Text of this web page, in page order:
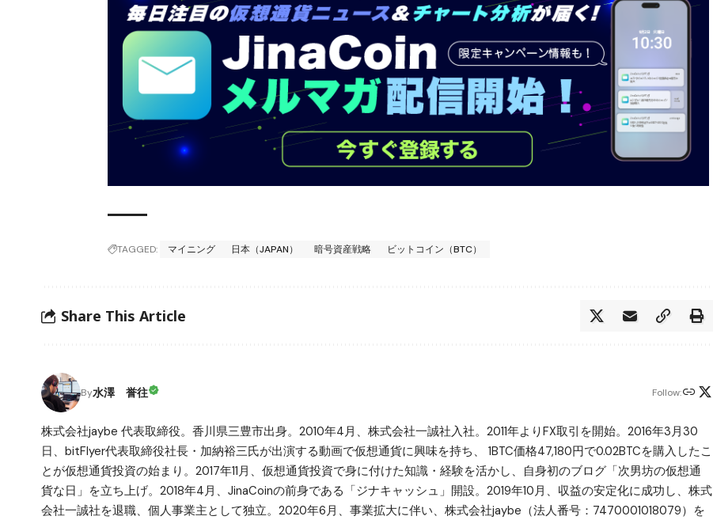
TAGGED: マイニング 日本（JAPAN） 暗号資産戦略 ビットコイン（BTC）
Share This Article
By水澤 誉往 Follow:
株式会社jaybe 代表取締役。香川県三豊市出身。2010年4月、株式会社一誠社入社。2011年よりFX取引を開始。2016年3月30
日、bitFlyer代表取締役社長・加納裕三氏が出演する動画で仮想通貨に興味を持ち、 1BTC価格47,180円で0.02BTCを購入したこ
とが仮想通貨投資の始まり。2017年11月、仮想通貨投資で身に付けた知識・経験を活かし、自身初のブログ「次男坊の仮想通
貨な日」を立ち上げ。2018年4月、JinaCoinの前身である「ジナキャッシュ」開設。2019年10月、収益の安定化に成功し、株式
会社一誠社を退職、個人事業主として独立。2020年6月、事業拡大に伴い、株式会社jaybe（法人番号：7470001018079）を